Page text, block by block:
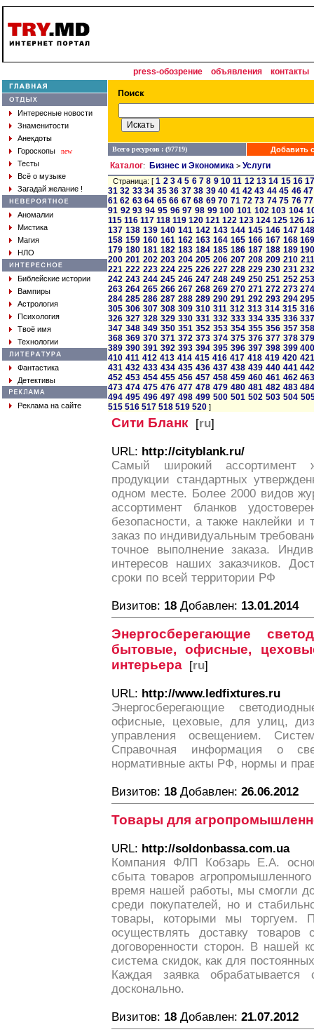
press-обозрение объявления контакты
Интересные новости
Знаменитости
Анекдоты
Гороскопы
new
Тесты
Всё о музыке
Загадай желание !
Аномалии
Мистика
Магия
НЛО
Библейские истории
Вампиры
Астрология
Психология
Твоё имя
Технологии
Фантастика
Детективы
Реклама на сайте
Всего ресурсов : (97719) Добавить
Каталог: Бизнес и Экономика > Услуги
Страница: [1 2 3 4 5 6 7 8 9 10 11 12 13 14 15 16
31 32 33 34 35 36 37 38 39 40 41 42 43 44 45 46 47
61 62 63 64 65 66 67 68 69 70 71 72 73 74 75 76 77
91 92 93 94 95 96 97 98 99 100 101 102 103 104
115 116 117 118 119 120 121 122 123 124 125 126
137 138 139 140 141 142 143 144 145 146 147
158 159 160 161 162 163 164 165 166 167 168
179 180 181 182 183 184 185 186 187 188 189
200 201 202 203 204 205 206 207 208 209 210 211
221 222 223 224 225 226 227 228 229 230 231
242 243 244 245 246 247 248 249 250 251 252
263 264 265 266 267 268 269 270 271 272 273
284 285 286 287 288 289 290 291 292 293 294
305 306 307 308 309 310 311 312 313 314 315 316
326 327 328 329 330 331 332 333 334 335 336
347 348 349 350 351 352 353 354 355 356 357
368 369 370 371 372 373 374 375 376 377 378
389 390 391 392 393 394 395 396 397 398 399
410 411 412 413 414 415 416 417 418 419 420 421
431 432 433 434 435 436 437 438 439 440 441
452 453 454 455 456 457 458 459 460 461 462
473 474 475 476 477 478 479 480 481 482 483
494 495 496 497 498 499 500 501 502 503 504
515 516 517 518 519 520 ]
Сити Бланк [ru]
URL: http://cityblank.ru/
Самый широкий ассортимент
продукции стандартных
одном месте. Более 2000 видов
ассортимент бланков
безопасности, а также наклейки
заказ по индивидуальным
точное выполнение заказа.
интересов наших заказчиков.
сроки по всей территории РФ
Визитов: 18 Добавлен: 13.01.2014
Энергосберегающие
бытовые, офисные,
интерьера [ru]
URL: http://www.ledfixtures.ru
Энергосберегающие
офисные, цеховые, для улиц,
управления освещением.
Справочная информация о
нормативные акты РФ, нормы и
Визитов: 18 Добавлен: 26.06.2012
Товары для
URL: http://soldonbassa.com.ua
Компания ФЛП Кобзарь Е.А.
сбыта товаров
время нашей работы, мы смогли
среди покупателей, но и
товары, которыми мы торгуем.
осуществлять доставку товаров
договоренности сторон. В нашей
система скидок, как для
Каждая заявка
досконально.
Визитов: 18 Добавлен: 21.07.2012